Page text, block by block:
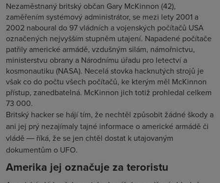
Nezaměstnaný britský občan Gary McKinnon (42),
zaměřením systémový administrátor, se mezi lety 2001 a
2002 naboural do 97 vládních a vojenských počítačů USA
označených nejvyšším stupněm utajení. Napadené počítače
patřily americké armádě, vzdušným silám, námořnictvu,
ministerstvu obrany a Národnímu úřadu pro letectví a
kosmonautiku (NASA). Necelá stovka hacknutých strojů je
však co do počtu všech počítačů, ke kterým měl McKinnon
přístup, zanedbatelná. McKinnon jich totiž prohledal celkem
73 000.
Britský hacker se hájí tím, že nechtěl způsobit žádné škody a
ani jej prý nezajímaly tajné informace o americké armádě či
vládě ― říká, že se jen chtěl dostat k utajovaným
dokumentům o UFO.
Amerika jej označuje za teroristu